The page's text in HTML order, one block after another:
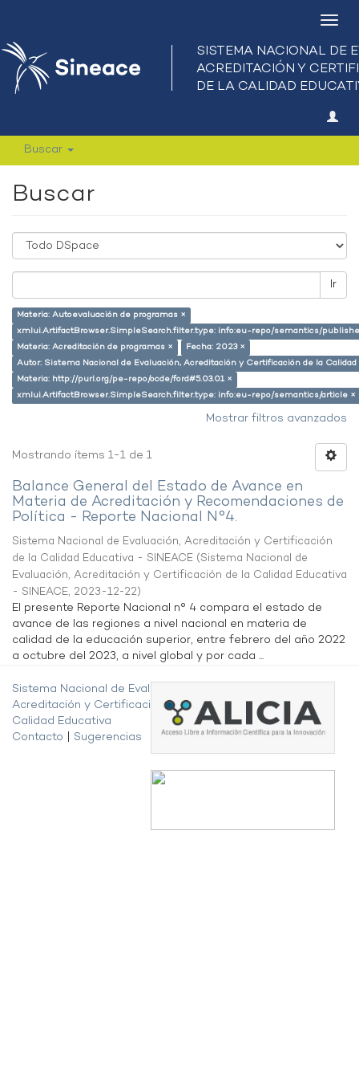
Buscar
Buscar
Ir
Materia: Autoevaluación de programas ×
xmlui.ArtifactBrowser.SimpleSearch.filter.type: info:eu-repo/semantics/
Materia: Acreditación de programas ×
Fecha: 2023 ×
Autor: Sistema Nacional de Evaluación, Acreditación y Certificación de la
Materia: http://purl.org/pe-repo/ocde/ford#5.03.01 ×
xmlui.ArtifactBrowser.SimpleSearch.filter.type: info:eu-repo/semantics/article ×
Mostrar filtros avanzados
Mostrando ítems 1-1 de 1
Balance General del Estado de Avance en
Materia de Acreditación y Recomendaciones de
Política - Reporte Nacional N°4.
Sistema Nacional de Evaluación, Acreditación y Certificación
de la Calidad Educativa - SINEACE (Sistema Nacional de
Evaluación, Acreditación y Certificación de la Calidad Educativa
- SINEACE, 2023-12-22)
El presente Reporte Nacional n° 4 compara el estado de
avance de las regiones a nivel nacional en materia de
calidad de la educación superior, entre febrero del año 2022
a octubre del 2023, a nivel global y por cada ...
Sistema Nacional de Evaluación,
Acreditación y Certificación de la
Calidad Educativa
Contacto
Sugerencias